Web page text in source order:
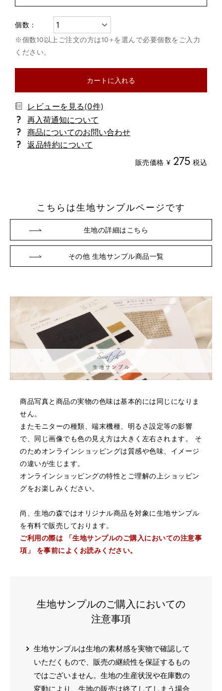
カートに入れる
レビューを見る(0件)
商品についてのお問い合わせ
返品特約について
販売価格 ¥ 275 税込
こちらは生地サンプルページです
生地の詳細はこちら
その他 生地サンプル商品一覧
商品写真と商品の実物の色味は基本的には同じになりま
せん。
またモニターの種類、端末機種、明るさ設定等の影響
で、同じ画像でも色の見え方は大きく左右されます。
そ
のためオンラインショッピングは質感や色味、イメージ
の違いが生じます。
オンラインショッピングの特性とご理解の上ショッピン
グをお楽しみください。
尚、生地の森ではオリジナル商品を対象に生地サンプル
を有料で販売しております。
ご利用の際は 「生地サンプルのご購入においての注意事
項」 を事前によくお読みください。
生地サンプルのご購入においての
注意事項
生地サンプルは生地の素材感を実物で確認して
いただくもので、販売の継続性を保証するもの
ではございません。生地の生産状況や在庫数の
変動により、生地の販売は終了してしまう場合